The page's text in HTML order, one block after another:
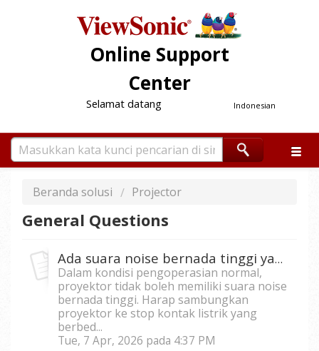
Online Support
Center
Indonesian
Selamat datang
Beranda solusi Projector
General Questions
Ada suara noise bernada tinggi yang berasal dari proyektor
Dalam kondisi pengoperasian normal,
proyektor tidak boleh memiliki suara noise
bernada tinggi. Harap sambungkan
proyektor ke stop kontak listrik yang
berbed...
Tue, 7 Apr, 2026 pada 4:37 PM